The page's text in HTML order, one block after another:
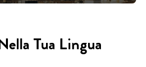
Tua Lingua